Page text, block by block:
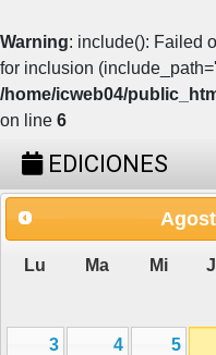
Warning: include(): Failed
for inclusion
/home/icweb04/
on line 6
EDICIONES
Lu Ma Mi
3
4 5